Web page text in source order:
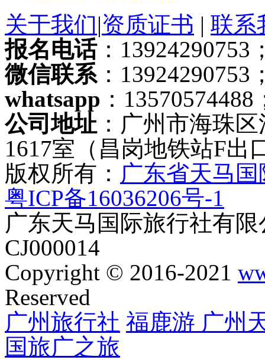
关于我们|资质证书 | 联系
报名电话：13924290753
微信联系：13924290753
whatsapp ：13570574488
公司地址 ：广州市海珠
1617室（昌岗地铁站F出
版权所有： 广东省天马
粤ICP备16036206号-1
广东天马国际旅行社有
CJ000014
Copyright © 2016-2021
Reserved
广州旅行社 福鹿游 广州
国旅广之旅